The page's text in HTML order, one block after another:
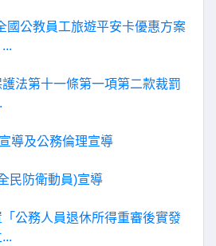
國公教員工旅遊平安卡優惠方案
護法第十一條第一項第二款裁罰
導及公務倫理宣導
民防衛動員)宣導
公務人員退休所得重審後實發